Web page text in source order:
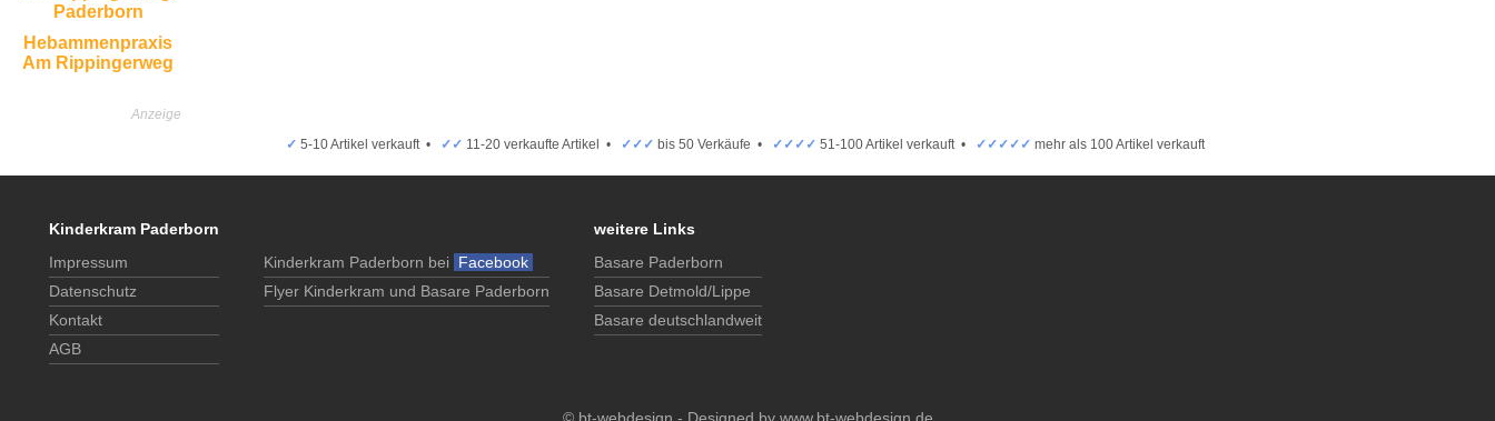
Hebammenpraxis
Am Rippingerweg
✓ 5-10 Artikel verkauft • ✓✓ 11-20 verkaufte Artikel • ✓✓✓ bis 50 Verkäufe • ✓✓✓✓ 51-100 Artikel verkauft • ✓✓✓✓✓ mehr als 100 Artikel verkauft
Kinderkram Paderborn
Impressum
Datenschutz
Kontakt
AGB
Kinderkram Paderborn bei
Facebook
Flyer Kinderkram und Basare Paderborn
weitere Links
Basare Paderborn
Basare Detmold/Lippe
Basare deutschlandweit